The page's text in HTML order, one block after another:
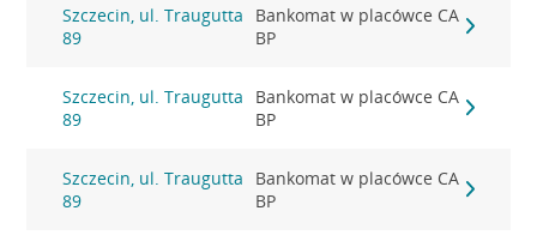
Szczecin, ul. Traugutta
89
Bankomat w placówce CA
BP
Szczecin, ul. Traugutta
89
Bankomat w placówce CA
BP
Szczecin, ul. Traugutta
89
Bankomat w placówce CA
BP